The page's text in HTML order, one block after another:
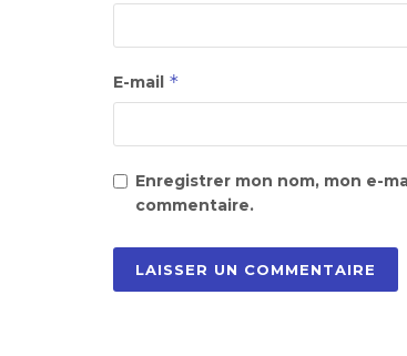
E-mail *
Enregistrer mon nom, mon e-
commentaire.